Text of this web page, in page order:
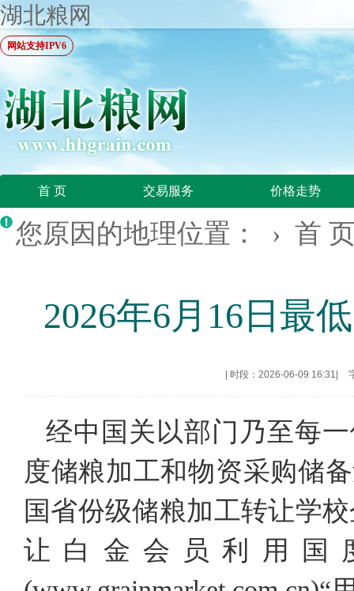
湖北粮网
网站支持IPV6
首 页 交易服务 价格走势
您原因的地理位置： › 首
2026年6月16日最
时段：2026-06-09 16:31
经中国关以部门乃至每
度储粮加工和物资采购储
国省份级储粮加工转让学
让白金会员利用国